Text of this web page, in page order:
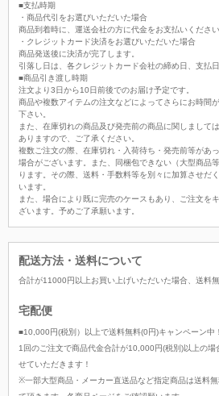
■支払時期
・商品代引をお選びいただいた場合
商品到着時に、運送会社の方に代金をお支払いください
・クレジットカード決済をお選びいただいた場合
商品発送後に決済が完了します。
引落し日は、各クレジットカード会社の締め日、支払
■商品引き渡し時期
注文より3日から10日前後でのお届け予定です。
商品や複数アイテムの注文などによってさらにお時間
下さい。
また、在庫切れの商品及び発売前の商品に関しまして
ありますので、ご了承ください。
複数ご注文の際、在庫切れ・入荷待ち・発売前等があ
場合がございます。また、同梱包できない（大型商品
ります。その際、送料・手数料等を別々に加算させだ
います。
また、場合により既に完売のケースもあり、ご注文を
ざいます。予めご了承願います。
配送方法・送料について
合計が11000円以上お買い上げいただいた場合、 送料
宅配便
■10,000円(税別）以上で送料無料(0円)キャンペーン中！
1回のご注文で商品代金合計が10,000円(税別)以上の場
せていただきます！
※一部大型商品・メーカー直送品など指定商品は送料